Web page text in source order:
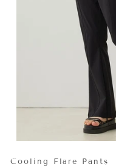
Cooling Flare Pants